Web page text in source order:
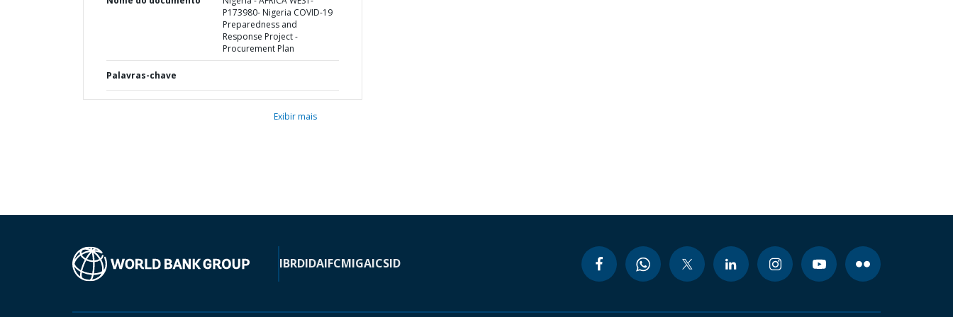
P173980- Nigeria COVID-19
Preparedness and
Response Project -
Procurement Plan
Palavras-chave
Exibir mais
IBRDIDAIFCMIGAICSID